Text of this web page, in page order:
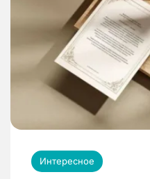
Интересное